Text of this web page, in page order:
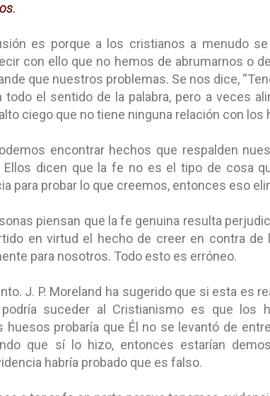
es porque a los cristianos a menudo
con ello que no hemos de abrumarnos o
que nuestros problemas. Se nos dice,
el sentido de la palabra, pero a veces
ciego que no tiene ninguna relación con los
encontrar hechos que respalden
Ellos dicen que la fe no es el tipo de cosa
para probar lo que creemos, entonces eso
piensan que la fe genuina resulta
en virtud el hecho de creer en contra
para nosotros. Todo esto es erróneo.
J. P. Moreland ha sugerido que si esta es
suceder al Cristianismo es que los
probaría que Él no se levantó de
que sí lo hizo, entonces estarían
habría probado que es falso.